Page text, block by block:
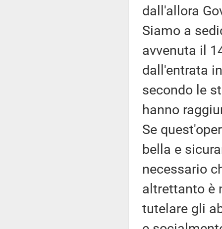
dall'allora
Siamo a
avvenuta il
dall'entrata
secondo le
hanno
Se
bella e
necessario
altrettanto è
tutelare gli